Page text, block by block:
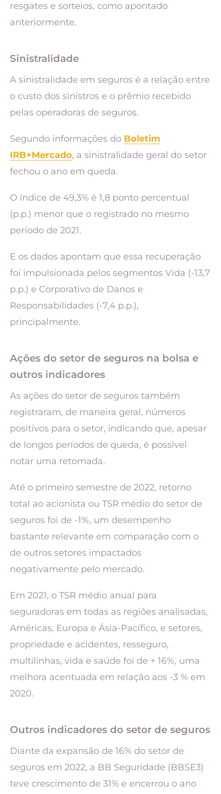
resgates e sorteios, como apontado
anteriormente.
Sinistralidade
A sinistralidade em seguros é a relação entre
o custo dos sinistros e o prêmio recebido
pelas operadoras de seguros.
Segundo informações do Boletim
IRB+Mercado, a sinistralidade geral do setor
fechou o ano em queda.
O índice de 49,3% é 1,8 ponto percentual
(p.p.) menor que o registrado no mesmo
período de 2021.
E os dados apontam que essa recuperação
foi impulsionada pelos segmentos Vida (-13,7
p.p.) e Corporativo de Danos e
Responsabilidades (-7,4 p.p.),
principalmente.
Ações do setor de seguros na bolsa e
outros indicadores
As ações do setor de seguros também
registraram, de maneira geral, números
positivos para o setor, indicando que, apesar
de longos períodos de queda, é possível
notar uma retomada.
Até o primeiro semestre de 2022, retorno
total ao acionista ou TSR médio do setor de
seguros foi de -1%, um desempenho
bastante relevante em comparação com o
de outros setores impactados
negativamente pelo mercado.
Em 2021, o TSR médio anual para
seguradoras em todas as regiões analisadas,
Américas, Europa e Ásia-Pacífico, e setores,
propriedade e acidentes, resseguro,
multilinhas, vida e saúde foi de + 16%, uma
melhora acentuada em relação aos -3 % em
2020.
Outros indicadores do setor de seguros
Diante da expansão de 16% do setor de
seguros em 2022, a BB Seguridade (BBSE3)
teve crescimento de 31% e encerrou o ano